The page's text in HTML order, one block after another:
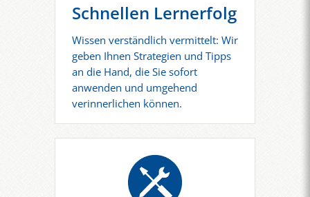
Schnellen Lernerfolg
Wissen verständlich vermittelt: Wir
geben Ihnen Strategien und Tipps
an die Hand, die Sie sofort
anwenden und umgehend
verinnerlichen können.